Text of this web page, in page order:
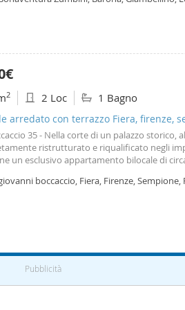
Milano Fiori e le principali zone direzionali
2 2 Loc 1 Bagno
arredato con terrazzo Fiera, firenze,
35 - Nella corte di un palazzo storico,
ristrutturato e riqualificato negli
un esclusivo appartamento bilocale di
da soggiorno, disimpegno cucina,
centralizzato. Attrezzato di cucina
boccaccio, Fiera, Firenze,
Pubblicità